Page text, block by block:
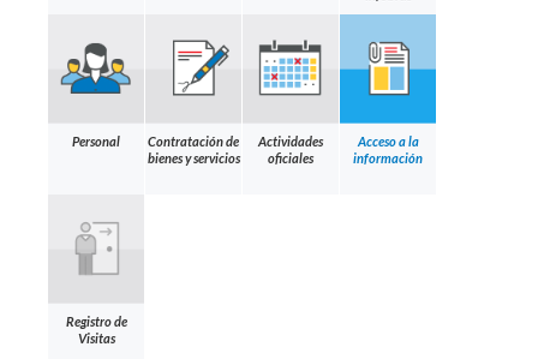
Personal
Contratación de
bienes y servicios
Actividades
oficiales
Acceso a la
información
Registro de
Visitas